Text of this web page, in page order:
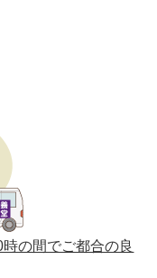
日(木)
日(水)
(月)
日(木)
日(木)
の間でご都合の良